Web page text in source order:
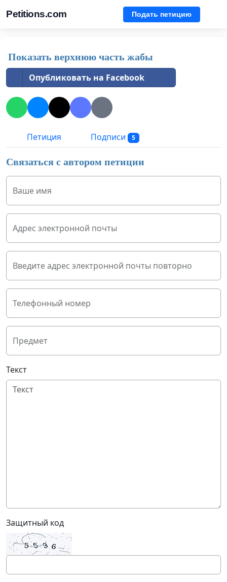
Petitions.com Подать петицию
Показать верхнюю часть жабы
Опубликовать на Facebook
Петиция Подписи 5
Связаться с автором петиции
Ваше имя
Адрес электронной почты
Введите адрес электронной почты повторно
Телефонный номер
Предмет
Текст
Защитный код